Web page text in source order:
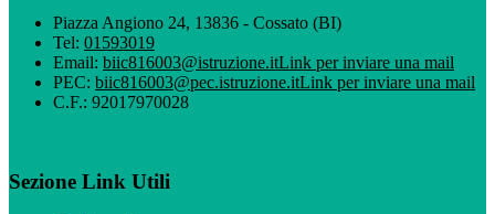
Piazza Angiono 24, 13836 - Cossato (BI)
Tel: 01593019
Email: biic816003@istruzione.itLink per inviare una mail
PEC: biic816003@pec.istruzione.itLink per inviare una mail
C.F.: 92017970028
Sezione Link Utili